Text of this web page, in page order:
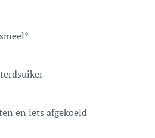
en iets afgekoeld